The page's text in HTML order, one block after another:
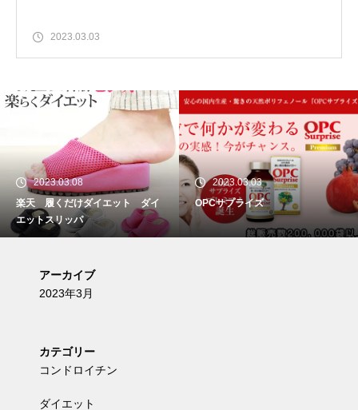
2023.03.03
くだけダイエット ダイ
スリッパ
2023.03.03
OPCサプライズ
漢方
アーカイブ
2023年3月
カテゴリー
コンドロイチン
ダイエット